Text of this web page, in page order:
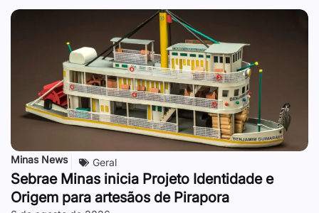
Minas News Geral
Sebrae Minas inicia Projeto Identidade e
Origem para artesãos de Pirapora